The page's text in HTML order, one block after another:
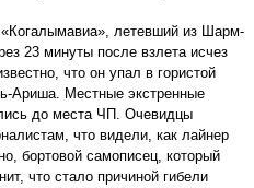
летевший из Шарм-
23 минуты после взлета исчез
что он упал в гористой
Ариша. Местные экстренные
до места ЧП. Очевидцы
что видели, как лайнер
бортовой самописец, который
что стало причиной гибели